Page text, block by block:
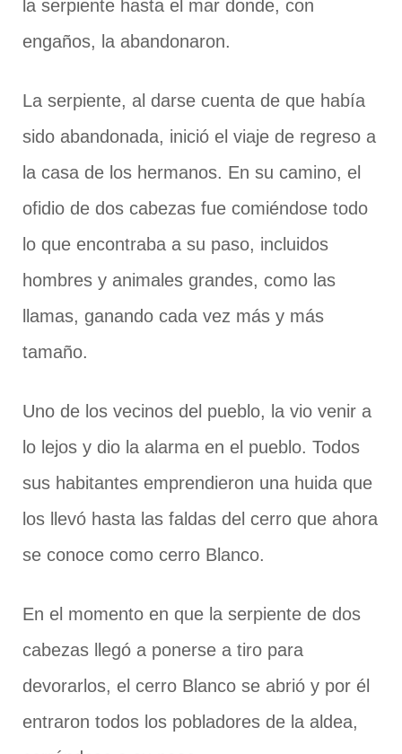
la serpiente hasta el mar donde, con
engaños, la abandonaron.
La serpiente, al darse cuenta de que había
sido abandonada, inició el viaje de regreso a
la casa de los hermanos. En su camino, el
ofidio de dos cabezas fue comiéndose todo
lo que encontraba a su paso, incluidos
hombres y animales grandes, como las
llamas, ganando cada vez más y más
tamaño.
Uno de los vecinos del pueblo, la vio venir a
lo lejos y dio la alarma en el pueblo. Todos
sus habitantes emprendieron una huida que
los llevó hasta las faldas del cerro que ahora
se conoce como cerro Blanco.
En el momento en que la serpiente de dos
cabezas llegó a ponerse a tiro para
devorarlos, el cerro Blanco se abrió y por él
entraron todos los pobladores de la aldea,